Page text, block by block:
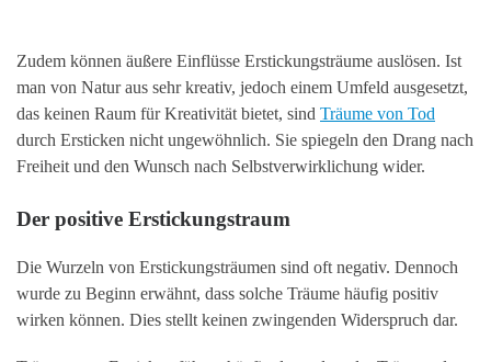
Zudem können äußere Einflüsse Erstickungsträume auslösen. Ist
man von Natur aus sehr kreativ, jedoch einem Umfeld ausgesetzt,
das keinen Raum für Kreativität bietet, sind Träume von Tod
durch Ersticken nicht ungewöhnlich. Sie spiegeln den Drang nach
Freiheit und den Wunsch nach Selbstverwirklichung wider.
Der positive Erstickungstraum
Die Wurzeln von Erstickungsträumen sind oft negativ. Dennoch
wurde zu Beginn erwähnt, dass solche Träume häufig positiv
wirken können. Dies stellt keinen zwingenden Widerspruch dar.